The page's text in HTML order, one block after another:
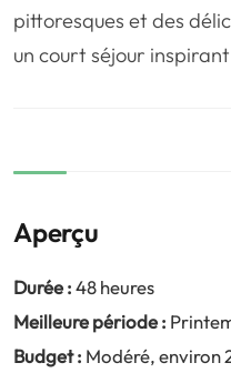
🚢 Croisière
pittoresques et des
un court séjour
Aperçu
Durée :48 heures
Meilleure période :
Budget : Modéré, environ